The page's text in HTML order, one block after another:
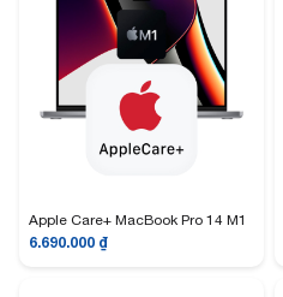
Apple Care+ MacBook Pro 14 M1
6.690.000 ₫